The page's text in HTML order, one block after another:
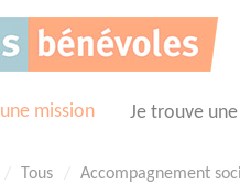
mission Je trouve
Tous Accompagnement